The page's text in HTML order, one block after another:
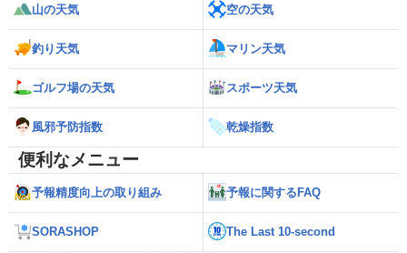
山の天気 空の天気
釣り天気 マリン天気
ゴルフ場の天気 スポーツ天気
風邪予防指数 乾燥指数
便利なメニュー
予報精度向上の取り組み 予報に関するFAQ
SORASHOP The Last 10-second